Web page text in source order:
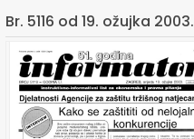
Br. 5116 od 19. ožujka 2003.